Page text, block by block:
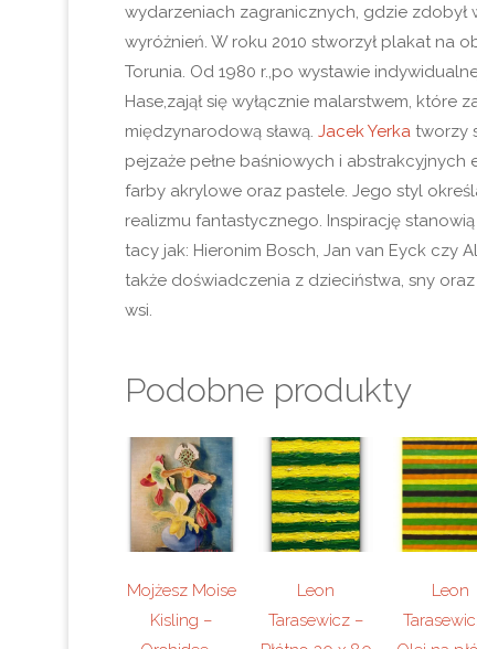
wydarzeniach zagranicznych, gdzie zdobył
wyróżnień. W roku 2010 stworzył plakat na
Torunia. Od 1980 r.,po wystawie
Hase,zajął się wyłącznie malarstwem, które
międzynarodową sławą. Jacek Yerkatworzy
pejzaże pełne baśniowych i abstrakcyjnych
farby akrylowe oraz pastele. Jego styl
realizmu fantastycznego. Inspirację
tacy jak: Hieronim Bosch, Jan van Eyck czy
także doświadczenia z dzieciństwa, sny
wsi.
Podobne produkty
Mojżesz Moise
Kisling –
Leon
Tarasewicz –
Leon